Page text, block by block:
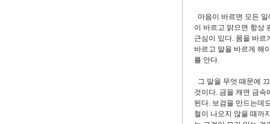
마음이 바르면 모든
이 바르고 맑으면 항상
근심이 있다. 몸을 바르
바르고 말을 바르게 해
를 안다.
그 말을 무엇 때문에
것이다. 금을 캐면 금속
된다. 보검을 만드는데
철이 나오지 않을 때까